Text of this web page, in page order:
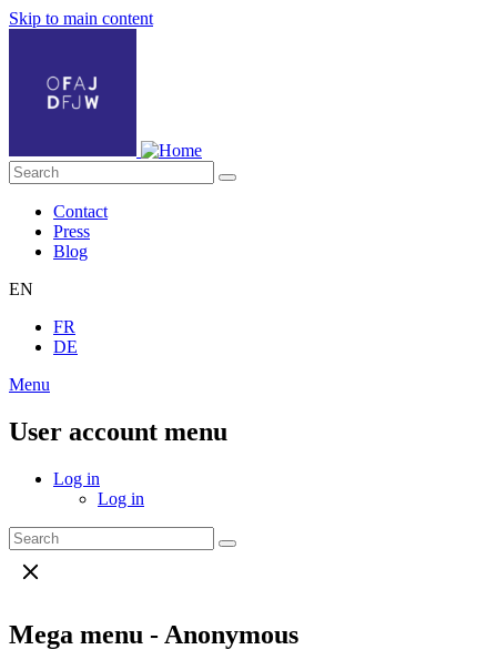
Skip to main content
Contact
Press
Blog
EN
FR
DE
Menu
User account menu
Log in
Log in
Mega menu - Anonymous